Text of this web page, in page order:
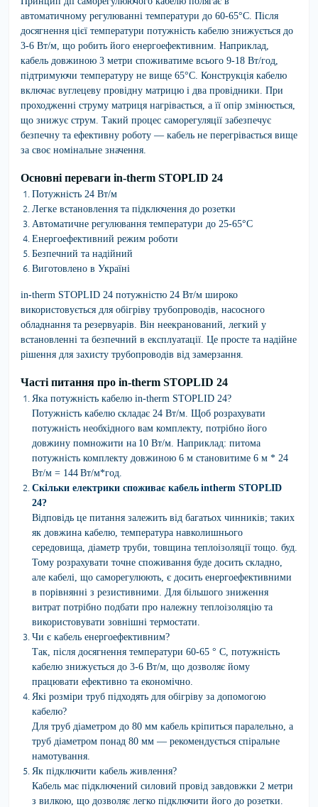
автоматичному регулюванні температури до 60-65°C. Після
досягнення цієї температури потужність кабелю знижується до
3-6 Вт/м, що робить його енергоефективним. Наприклад,
кабель довжиною 3 метри споживатиме всього 9-18 Вт/год,
підтримуючи температуру не вище 65°C. Конструкція кабелю
включає вуглецеву провідну матрицю і два провідники. При
проходженні струму матриця нагрівається, а її опір змінюється,
що знижує струм. Такий процес саморегуляції забезпечує
безпечну та ефективну роботу — кабель не перегрівається вище
за своє номінальне значення.
Основні переваги in-therm STOPLID 24
Потужність 24 Вт/м
Легке встановлення та підключення до розетки
Автоматичне регулювання температури до 25-65°C
Енергоефективний режим роботи
Безпечний та надійний
Виготовлено в Україні
in-therm STOPLID 24 потужністю 24 Вт/м широко
використовується для обігріву трубопроводів, насосного
обладнання та резервуарів. Він неекранований, легкий у
встановленні та безпечний в експлуатації. Це просте та надійне
рішення для захисту трубопроводів від замерзання.
Часті питання про in-therm STOPLID 24
Яка потужність кабелю in-therm STOPLID 24?
Потужність кабелю складає 24 Вт/м. Щоб розрахувати
потужність необхідного вам комплекту, потрібно його
довжину помножити на 10 Вт/м. Наприклад: питома
потужність комплекту довжиною 6 м становитиме 6 м * 24
Вт/м = 144 Вт/м*год.
Скільки електрики споживає кабель intherm STOPLID
24?
Відповідь це питання залежить від багатьох чинників; таких
як довжина кабелю, температура навколишнього
середовища, діаметр труби, товщина теплоізоляції тощо. буд.
Тому розрахувати точне споживання буде досить складно,
але кабелі, що саморегулюють, є досить енергоефективними
в порівнянні з резистивними. Для більшого зниження
витрат потрібно подбати про належну теплоізоляцію та
використовувати зовнішні термостати.
Чи є кабель енергоефективним?
Так, після досягнення температури 60-65 ° C, потужність
кабелю знижується до 3-6 Вт/м, що дозволяє йому
працювати ефективно та економічно.
Які розміри труб підходять для обігріву за допомогою
кабелю?
Для труб діаметром до 80 мм кабель кріпиться паралельно, а
труб діаметром понад 80 мм — рекомендується спіральне
намотування.
Як підключити кабель живлення?
Кабель має підключений силовий провід завдовжки 2 метри
з вилкою, що дозволяє легко підключити його до розетки.